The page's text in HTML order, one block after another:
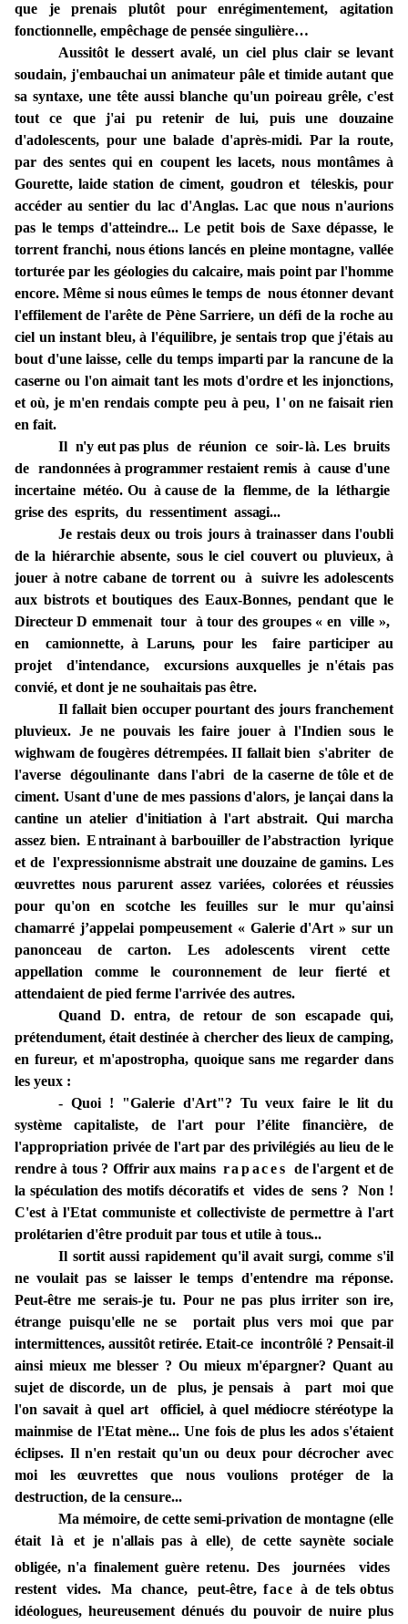
que je prenais plutôt pour enrégimentement, agitation
fonctionnelle, empêchage de pensée singulière…
Aussitôt le dessert avalé, un ciel plus clair se levant
soudain, j'embauchai un animateur pâle et timide autant que
sa syntaxe, une tête aussi blanche qu'un poireau grêle, c'est
toutce que j'ai puretenir de lui, puis une douzaine
d'adolescents, pour une balade d'après-midi. Par la route,
par des sentes qui en coupent les lacets, nous montâmes à
Gourette, laidestationdeciment, goudron et téleskis, pour
accéderausentier du lac d'Anglas. Lac que nousn'aurions
pas le temps d'atteindre...Le petit bois de Saxe dépasse, le
torrent franchi, nous étions lancés en pleine montagne, vallée
torturée par les géologies ducalcaire,mais point par l'homme
encore. Même si nous eûmes le temps de nous étonner devant
l'effilement de l'arête de Pène Sarriere, un défi dela roche au
ciel un instant bleu, à l'équilibre, je sentaistrop que j'étais au
bout d'une laisse, celle du temps imparti par la rancune de la
caserne ou l'on aimait tant les mots d'ordre et lesinjonctions,
et où, je m'en rendais compte peu à peu,l'on ne faisait rien
en fait.
Il n'y eut pas plus de réunion ce soir-là. Les bruits
de randonnéesà programmer restaient remisà cause d'une
incertaine météo. Ou àcause de la flemme, de la léthargie
grise des esprits, du ressentiment assagi...
Je restais deuxou trois jours à trainasser dans l'oubli
de la hiérarchieabsente, sousle ciel couvert ou pluvieux, à
jouer ànotre cabane de torrent ou à suivreles adolescents
aux bistrots et boutiques des Eaux-Bonnes, pendant que le
DirecteurDemmenaittour à tour des groupes « enville »,
en camionnette,à Laruns, pour les faire participer au
projet d'intendance, excursions auxquelles je n'étais pas
convié, et dont je ne souhaitais pas être.
Il fallait bien occuper pourtant des jours franchement
pluvieux. Je ne pouvais les faire jouer à l'Indien sous le
wighwam de fougères détrempées.II fallaitbiens'abriterde
l'averse dégoulinante dans l'abri de la caserne de tôle et de
ciment. Usant d'une de mes passions d'alors, je lançai dans la
cantineun atelier d'initiation à l'art abstrait. Qui marcha
assez bien.Entrainant à barbouiller de l’abstraction lyrique
et de l'expressionnisme abstrait unedouzaine de gamins. Les
œuvrettes nous parurentassez variées, coloréeset réussies
pour qu'on en scotche les feuilles sur le murqu'ainsi
chamarré j’appelai pompeusement « Galerie d'Art »sur un
panonceau de carton. Les adolescents virent cette
appellation comme le couronnement deleurfierté et
attendaient de pied ferme l'arrivée des autres.
Quand
D. entra, de retour de son escapade qui,
prétendument,était destinéeà chercher des lieux de camping,
en fureur, et m'apostropha, quoique sans me regarder dans
les yeux :
- Quoi ! "Galerie d'Art"? Tu veux faire le lit du
systèmecapitaliste, de l'art pour l’élite financière, de
l'appropriation privée de l'art par des privilégiés au lieu de le
rendre à tous ? Offrir aux mains rapaces del'argent etde
la spéculationdes motifs décoratifs et vides desens ?Non !
C'est à l'Etat communiste et collectivistede permettreà l'art
prolétarien d'être produit par tous et utile à tous...
Il sortit aussi rapidement qu'ilavait surgi, comme s'il
nevoulait pas se laisserle temps d'entendre ma réponse.
Peut-êtreme serais-je tu. Pournepas plus irriter sonire,
étrange puisqu'elle nese portait plus vers moi que par
intermittences, aussitôt retirée. Etait-ce incontrôlé ? Pensait-il
ainsi mieux me blesser ? Ou mieux m'épargner? Quant au
sujet de discorde, un de plus, je pensaisàpart moi que
l'on savait à quel art officiel,à quel médiocre stéréotypela
mainmise de l'Etat mène... Une fois de plus les ados s'étaient
éclipses. Il n'en restait qu'un ou deux pour décrocher avec
moi les œuvrettes que nous voulions protéger de la
destruction, de la censure...
Ma mémoire, de cette semi-privation de montagne (elle
était là etje n'allaispasà elle), de cette saynète sociale
obligée, n'a finalement guère retenu. Des journées vides
restent vides. Ma chance, peut-être, face àde telsobtus
idéologues, heureusement dénués du pouvoir de nuire plus